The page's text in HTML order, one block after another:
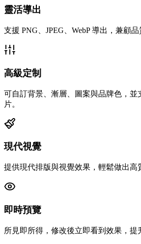
靈活導出
支援 PNG、JPEG、WebP 導出，兼顧品
高級定制
可自訂背景、漸層、圖案與品牌色，並
片。
現代視覺
提供現代排版與視覺效果，輕鬆做出高
即時預覽
所見即所得，修改後立即看到效果，提